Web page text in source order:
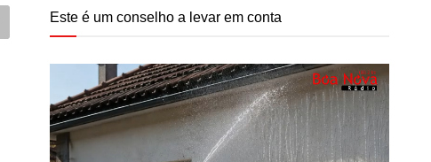
Este é um conselho a levar em conta